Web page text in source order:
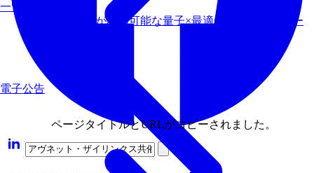
一覧を見る
様々なマシンが利用可能な量子×最適化プラットフォー
電子公告
ページタイトルとURLがコピーされました。